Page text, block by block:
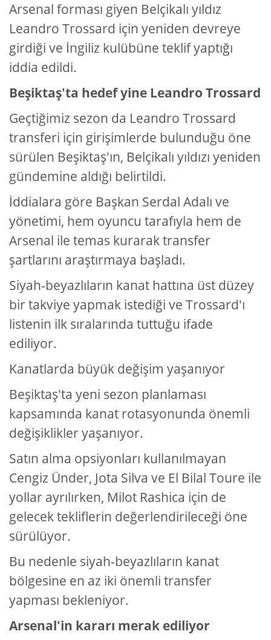
Arsenal forması giyen Belçikalı yıldız
Leandro Trossard için yeniden devreye
girdiği ve İngiliz kulübüne teklif yaptığı
iddia edildi.
Beşiktaş'ta hedef yine Leandro Trossard
Geçtiğimiz sezon da Leandro Trossard
transferi için girişimlerde bulunduğu öne
sürülen Beşiktaş'ın, Belçikalı yıldızı yeniden
gündemine aldığı belirtildi.
İddialara göre Başkan Serdal Adalı ve
yönetimi, hem oyuncu tarafıyla hem de
Arsenal ile temas kurarak transfer
şartlarını araştırmaya başladı.
Siyah-beyazlıların kanat hattına üst düzey
bir takviye yapmak istediği ve Trossard'ı
listenin ilk sıralarında tuttuğu ifade
ediliyor.
Kanatlarda büyük değişim yaşanıyor
Beşiktaş'ta yeni sezon planlaması
kapsamında kanat rotasyonunda önemli
değişiklikler yaşanıyor.
Satın alma opsiyonları kullanılmayan
Cengiz Ünder, Jota Silva ve El Bilal Toure ile
yollar ayrılırken, Milot Rashica için de
gelecek tekliflerin değerlendirileceği öne
sürülüyor.
Bu nedenle siyah-beyazlıların kanat
bölgesine en az iki önemli transfer
yapması bekleniyor.
Arsenal'in kararı merak ediliyor